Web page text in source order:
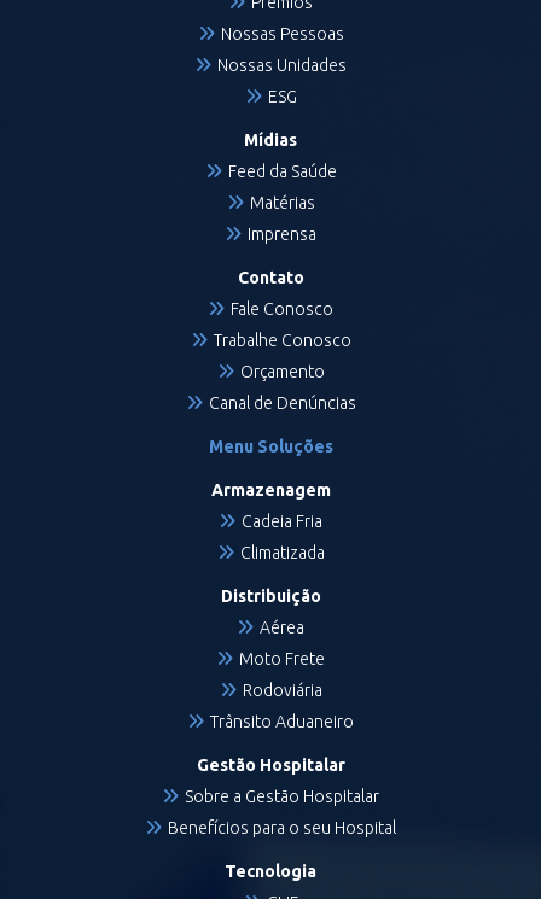
Nossas Pessoas
Nossas Unidades
ESG
Mídias
Feed da Saúde
Matérias
Imprensa
Contato
Fale Conosco
Trabalhe Conosco
Orçamento
Canal de Denúncias
Menu Soluções
Armazenagem
Cadeia Fria
Climatizada
Distribuição
Aérea
Moto Frete
Rodoviária
Trânsito Aduaneiro
Gestão Hospitalar
Sobre a Gestão Hospitalar
Benefícios para o seu Hospital
Tecnologia